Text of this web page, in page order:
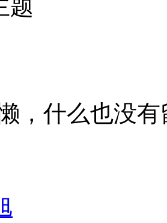
题
，什么也没有